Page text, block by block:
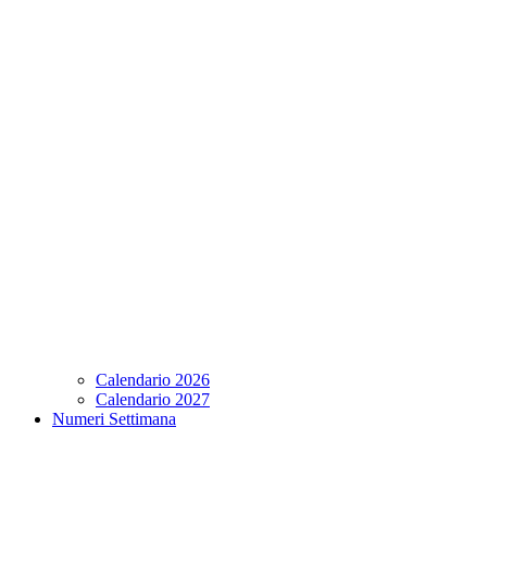
Calendario 2026
Calendario 2027
Numeri Settimana